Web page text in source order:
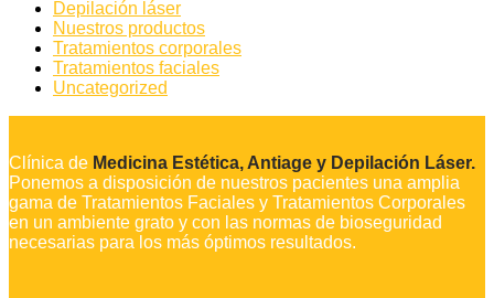
Depilación láser
Nuestros productos
Tratamientos corporales
Tratamientos faciales
Uncategorized
Clínica de Medicina Estética, Antiage y Depilación Láser.
Ponemos a disposición de nuestros pacientes una amplia
gama de Tratamientos Faciales y Tratamientos Corporales
en un ambiente grato y con las normas de bioseguridad
necesarias para los más óptimos resultados.